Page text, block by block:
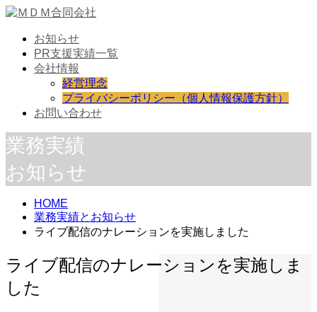
お知らせ
PR支援実績一覧
会社情報
経営理念
プライバシーポリシー（個人情報保護方針）
お問い合わせ
業務実績
お知らせ
HOME
業務実績とお知らせ
ライブ配信のナレーションを実施しました
ライブ配信のナレーションを実施しま
した